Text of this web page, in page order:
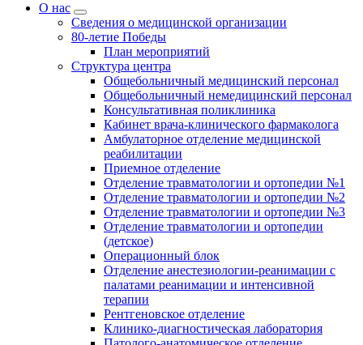
О нас
Сведения о медицинской организации
80-летие Победы
План мероприятий
Структура центра
Общебольничный медицинский персонал
Общебольничный немедицинский персонал
Консультативная поликлиника
Кабинет врача-клинического фармаколога
Амбулаторное отделение медицинской
реабилитации
Приемное отделение
Отделение травматологии и ортопедии №1
Отделение травматологии и ортопедии №2
Отделение травматологии и ортопедии №3
Отделение травматологии и ортопедии
(детское)
Операционный блок
Отделение анестезиологии-реанимации с
палатами реанимации и интенсивной
терапии
Рентгеновское отделение
Клинико-диагностическая лаборатория